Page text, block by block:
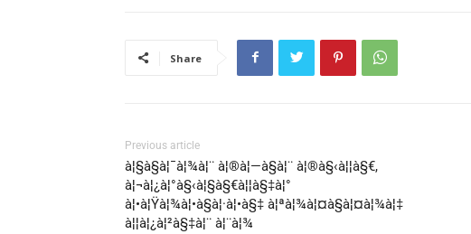
Share
Previous article
à¦§à§à¦¯à¦¾à¦¨ à¦®à¦—à§à¦¨ à¦®à§‹à¦¦à§€,
à¦¬à¦¿à¦°à§‹à¦§à§€à¦¦à§‡à¦°
à¦•à¦Ÿà¦¾à¦•à§à¦·à¦•à§‡ à¦ªà¦¾à¦¤à§à¦¤à¦¾à¦‡
à¦¦à¦¿à¦²à§‡à¦¨ à¦¨à¦¾